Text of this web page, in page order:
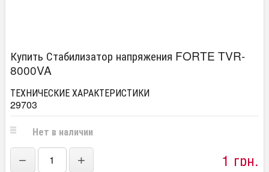
Купить Стабилизатор напряжения FORTE TVR-
8000VA
ТЕХНИЧЕСКИЕ ХАРАКТЕРИСТИКИ
29703
Нет в наличии
− + 1 грн.